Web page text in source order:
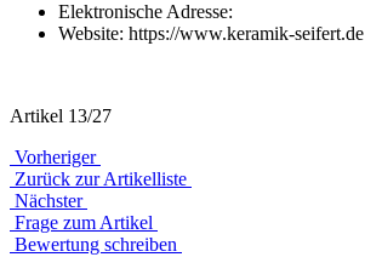
Elektronische Adresse:
Website: https://www.keramik-seifert.de
Artikel 13/27
Vorheriger
Zurück zur Artikelliste
Nächster
Frage zum Artikel
Bewertung schreiben